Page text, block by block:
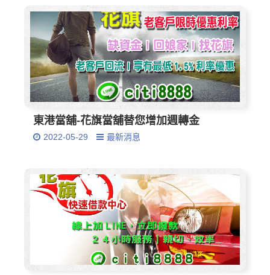
東港當舖-花旗當舖替您增加週轉金
2022-05-29 最新消息